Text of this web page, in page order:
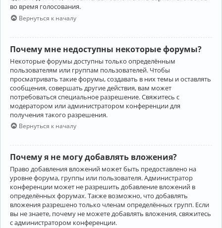
во время голосования.
Вернуться к началу
Почему мне недоступны некоторые форумы?
Некоторые форумы доступны только определённым
пользователям или группам пользователей. Чтобы
просматривать такие форумы, создавать в них темы и оставлять
сообщения, совершать другие действия, вам может
потребоваться специальное разрешение. Свяжитесь с
модератором или администратором конференции для
получения такого разрешения.
Вернуться к началу
Почему я не могу добавлять вложения?
Право добавления вложений может быть предоставлено на
уровне форума, группы или пользователя. Администратор
конференции может не разрешить добавление вложений в
определённых форумах. Также возможно, что добавлять
вложения разрешено только членам определённых групп. Если
вы не знаете, почему не можете добавлять вложения, свяжитесь
с администратором конференции.